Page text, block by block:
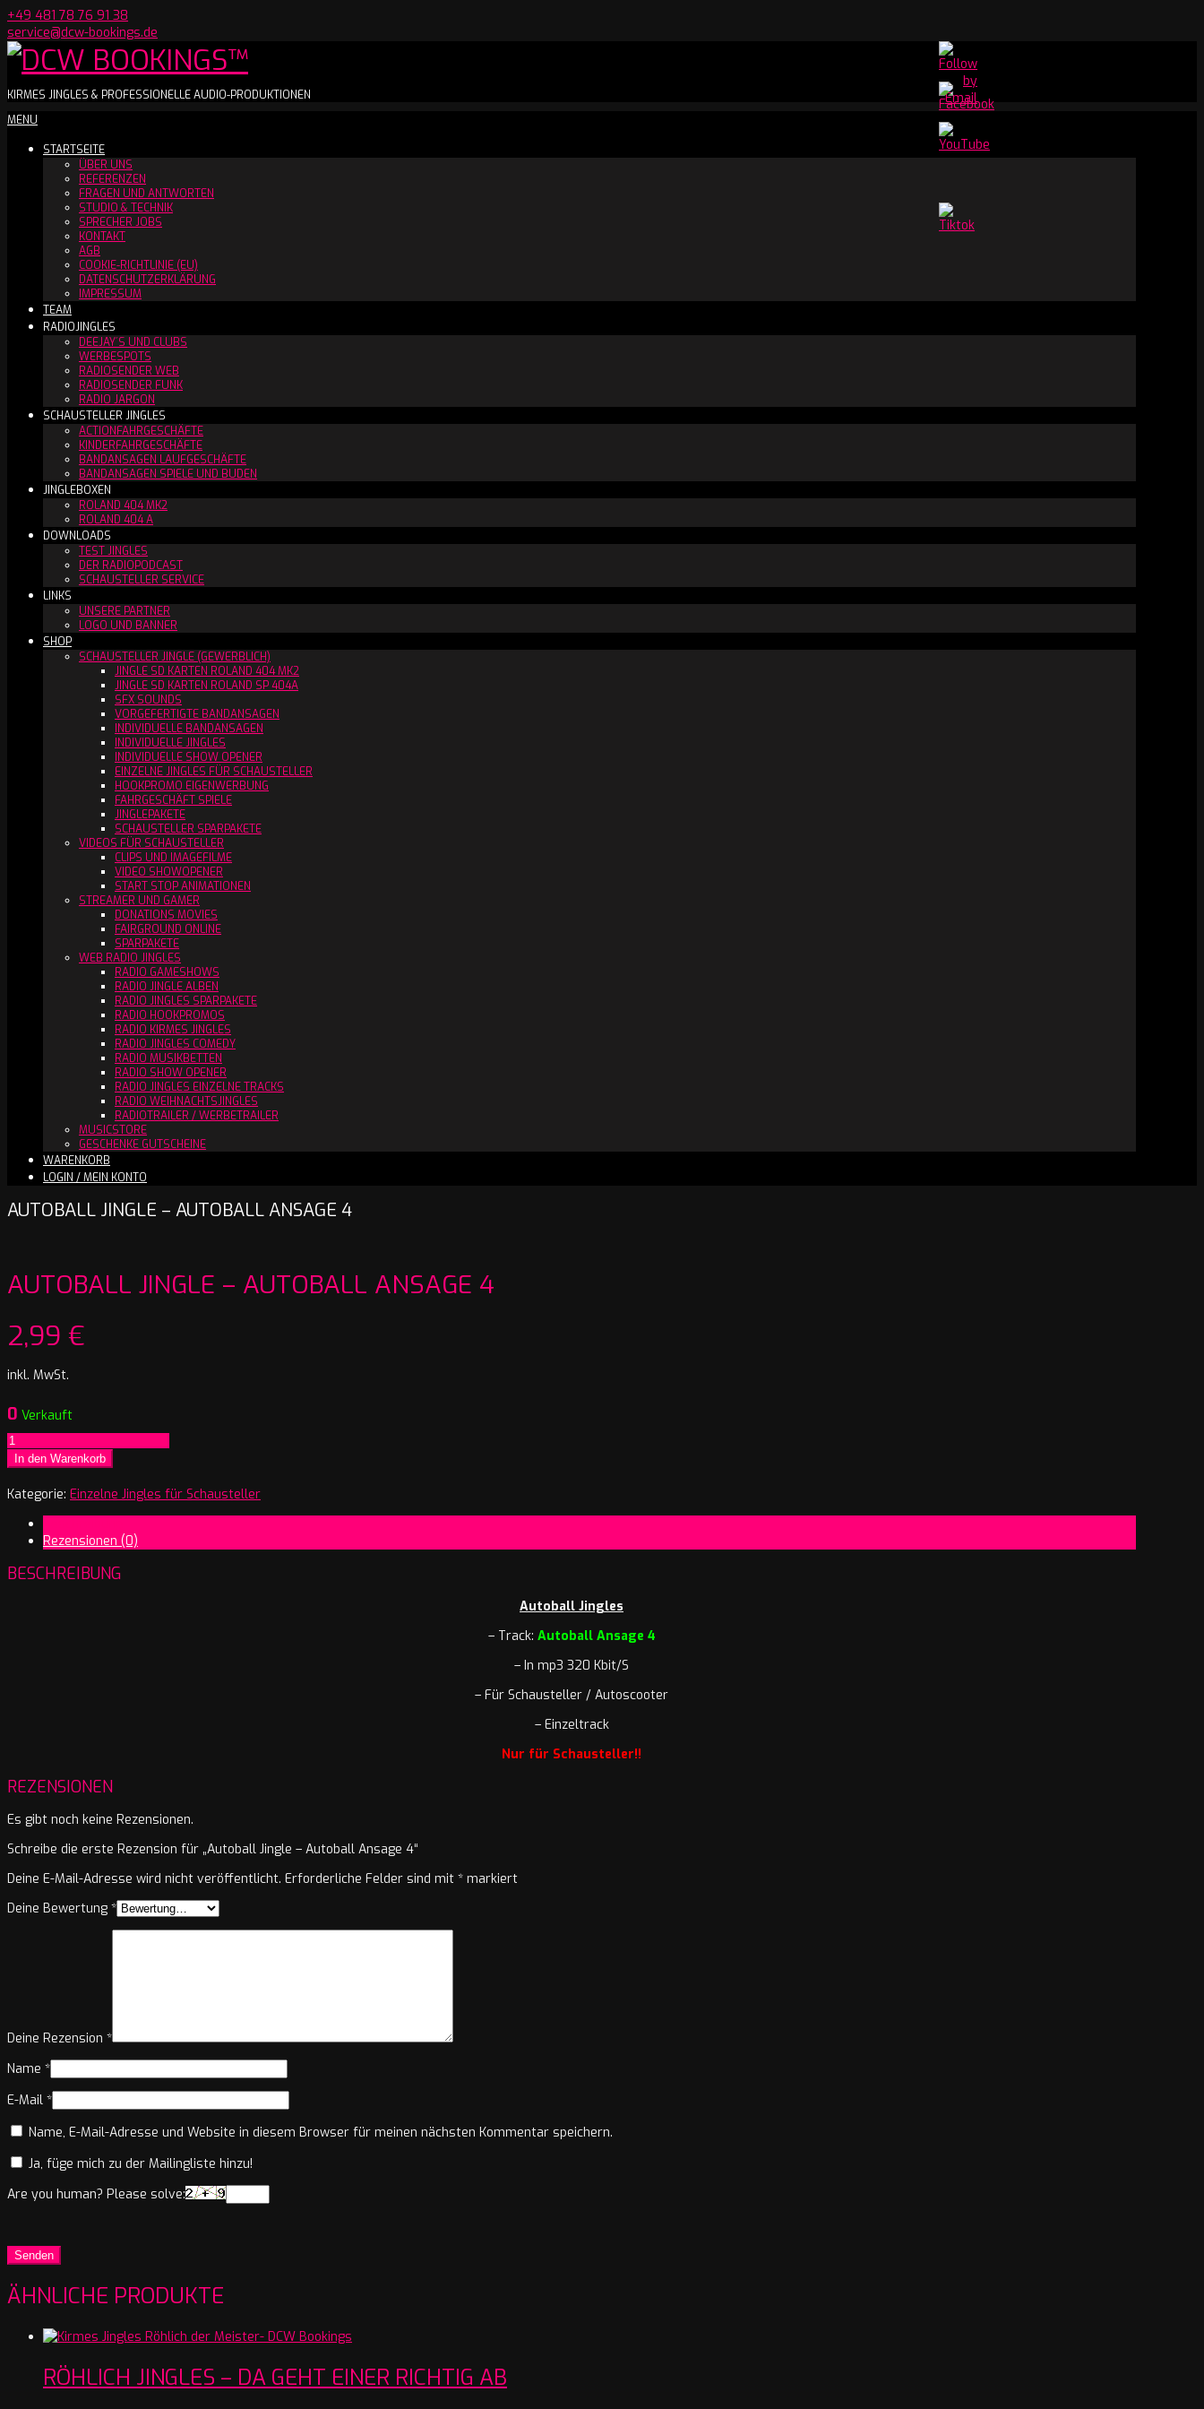
Skip
to
content
+49 481 78 76 91 38
service@dcw-bookings.de
Youtube
Channel
DCW
BOOKINGS™
KIRMES JINGLES & PROFESSIONELLE AUDIO-PRODUKTIONEN
Secondary
Menu
MENU
STARTSEITE
ÜBER UNS
REFERENZEN
FRAGEN UND ANTWORTEN
STUDIO & TECHNIK
SPRECHER JOBS
KONTAKT
AGB
COOKIE-RICHTLINIE (EU)
DATENSCHUTZERKLÄRUNG
IMPRESSUM
TEAM
RADIOJINGLES
DEEJAY´S UND CLUBS
WERBESPOTS
RADIOSENDER WEB
RADIOSENDER FUNK
RADIO JARGON
SCHAUSTELLER JINGLES
ACTIONFAHRGESCHÄFTE
KINDERFAHRGESCHÄFTE
BANDANSAGEN LAUFGESCHÄFTE
BANDANSAGEN SPIELE UND BUDEN
JINGLEBOXEN
ROLAND 404 MK2
ROLAND 404 A
DOWNLOADS
TEST JINGLES
DER RADIOPODCAST
SCHAUSTELLER SERVICE
LINKS
UNSERE PARTNER
LOGO UND BANNER
SHOP
SCHAUSTELLER JINGLE (GEWERBLICH)
JINGLE SD KARTEN ROLAND 404 MK2
JINGLE SD KARTEN ROLAND SP 404A
SFX SOUNDS
VORGEFERTIGTE BANDANSAGEN
INDIVIDUELLE BANDANSAGEN
INDIVIDUELLE JINGLES
INDIVIDUELLE SHOW OPENER
EINZELNE JINGLES FÜR SCHAUSTELLER
HOOKPROMO EIGENWERBUNG
FAHRGESCHÄFT SPIELE
JINGLEPAKETE
SCHAUSTELLER SPARPAKETE
VIDEOS FÜR SCHAUSTELLER
CLIPS UND IMAGEFILME
VIDEO SHOWOPENER
START STOP ANIMATIONEN
STREAMER UND GAMER
DONATIONS MOVIES
FAIRGROUND ONLINE
SPARPAKETE
WEB RADIO JINGLES
RADIO GAMESHOWS
RADIO JINGLE ALBEN
RADIO JINGLES SPARPAKETE
RADIO HOOKPROMOS
RADIO KIRMES JINGLES
RADIO JINGLES COMEDY
RADIO MUSIKBETTEN
RADIO SHOW OPENER
RADIO JINGLES EINZELNE TRACKS
RADIO WEIHNACHTSJINGLES
RADIOTRAILER / WERBETRAILER
MUSICSTORE
GESCHENKE GUTSCHEINE
WARENKORB
LOGIN / MEIN KONTO
AUTOBALL JINGLE – AUTOBALL ANSAGE 4
AUTOBALL JINGLE – AUTOBALL ANSAGE 4
2,99 €
inkl. MwSt.
0 Verkauft
Autoball
Jingle
-
Autoball
Menge
In den Warenkorb
Kategorie: Einzelne Jingles für Schausteller
Rezensionen (0)
BESCHREIBUNG
Autoball Jingles
– Track: Autoball Ansage 4
– In mp3 320 Kbit/S
– Für Schausteller / Autoscooter
– Einzeltrack
Nur für Schausteller!!
REZENSIONEN
Es gibt noch keine Rezensionen.
Schreibe die erste Rezension für „Autoball Jingle – Autoball Ansage 4“
Deine E-Mail-Adresse wird nicht veröffentlicht. Erforderliche Felder sind mit * markiert
Deine Bewertung *
Deine Rezension *
Name *
E-Mail *
Name, E-Mail-Adresse und Website in diesem Browser für meinen nächsten Kommentar speichern.
Ja, füge mich zu der Mailingliste hinzu!
Are you human? Please solve:
ÄHNLICHE PRODUKTE
RÖHLICH JINGLES – DA GEHT EINER RICHTIG AB